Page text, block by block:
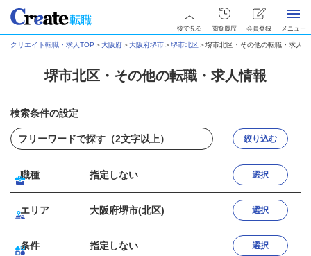
後で見る 閲覧履歴 会員登録 メニュー
クリエイト転職・求人TOP ＞大阪府＞大阪府堺市＞堺市北区＞堺市北区・その他の転職・求人情
堺市北区・その他の転職・求人情報
検索条件の設定
絞り込む
職種 指定しない 選択
エリア 大阪府堺市(北区) 選択
条件 指定しない 選択